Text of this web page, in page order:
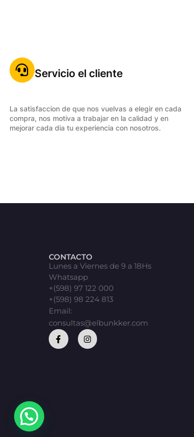
Servicio el cliente
La satisfaccion de que nos vuelvas a elegir en cada
compra, nos motiva a trabajar en la calidad y en
mejorar cada dia tu experiencia con nosotros.
CONTACTO
Lunes a Viernes de 9 a 18Hs
Whatsapp
+(598) 97 122 000
+(598) 98 224 813
Email:
consultas@elbunkker.com